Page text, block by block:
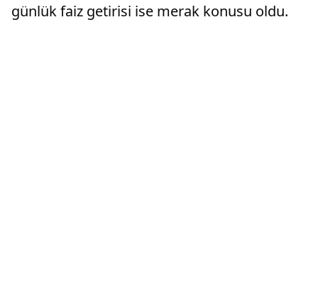
günlük faiz getirisi ise merak konusu oldu.